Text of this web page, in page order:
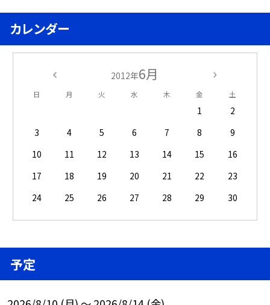
カレンダー
2012年6月
日 月 火 水 木 金 土
1
2
3
4 5 6 7 8
9
10
11 12 13 14 15
16
17
18 19 20 21 22
23
24
25 26 27 28 29 30
予定